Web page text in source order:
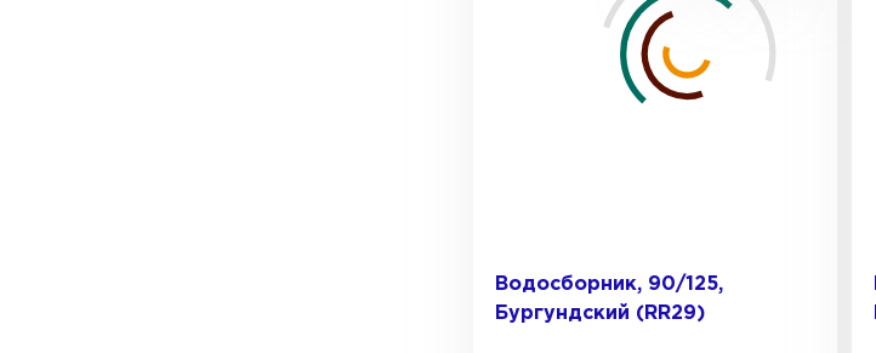
Водосборник, 90/125,
Бургундский (RR29)